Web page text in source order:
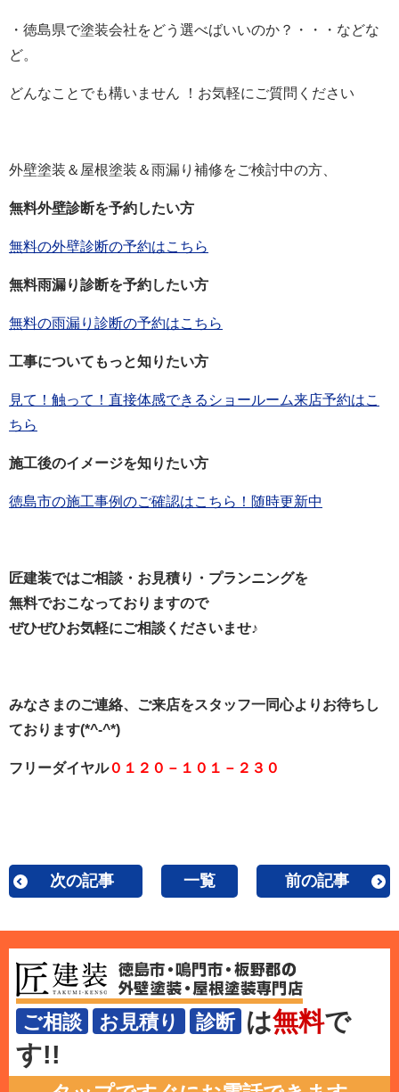
・徳島県で塗装会社をどう選べばいいのか？・・・などな
ど。
どんなことでも構いません ！お気軽にご質問ください
外壁塗装＆屋根塗装＆雨漏り補修をご検討中の方、
無料外壁診断を予約したい方
無料の外壁診断の予約はこちら
無料雨漏り診断を予約したい方
無料の雨漏り診断の予約はこちら
工事についてもっと知りたい方
見て！触って！直接体感できるショールーム来店予約はこ
ちら
施工後のイメージを知りたい方
徳島市の施工事例のご確認はこちら！随時更新中
匠建装ではご相談・お見積り・プランニングを
無料でおこなっておりますので
ぜひぜひお気軽にご相談くださいませ♪
みなさまのご連絡、ご来店をスタッフ一同心よりお待ちし
ております(*^-^*)
フリーダイヤル０１２０－１０１－２３０
次の記事 一覧 前の記事
ご相談 お見積り 診断 は無料で
す!!